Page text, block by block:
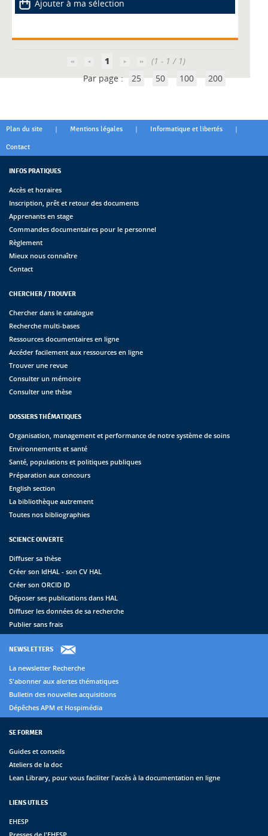
Ajouter à ma sélection
1
(1 - 1 / 1)
Par page : 25 50 100 200
Plan du site | Mentions légales | Informatique et libertés |
Contact
INFOS PRATIQUES
Accès et horaires
Inscription, prêt et retour des documents
Apprenants en stage
Commandes documentaires pour le personnel
Règlement
Mieux nous connaître
Contact
CHERCHER / TROUVER
Chercher dans le catalogue
Recherche multi-bases
Ressources documentaires en ligne
Accéder facilement aux ressources en ligne
Trouver une revue
Consulter un mémoire
Consulter une thèse
DOSSIERS THÉMATIQUES
Organisation, management et performance de notre système de soins
Environnements et santé
Santé, populations et politiques publiques
Préparation aux concours
English section
La bibliothèque autrement
Toutes nos bibliographies
SCIENCE OUVERTE
Diffuser sa thèse
Créer son IdHAL - son CV HAL
Créer son ORCID ID
Déposer ses publications dans HAL
Diffuser les données de sa recherche
Publier sans frais
NEWSLETTERS
La newsletter Recherche
S'abonner aux alertes thématiques
Bulletin des nouvelles acquisitions
Dépêches APM et Hospimédia
SE FORMER
Guides et conseils
Ateliers de la doc
Lean Library, pour vous faciliter l'accès à la documentation en ligne
LIENS UTILES
EHESP